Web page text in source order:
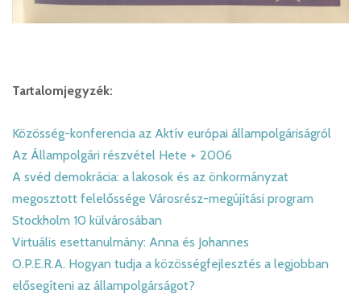
Tartalomjegyzék:
Közösség-konferencia az Aktív európai állampolgáriságról
Az Állampolgári részvétel Hete + 2006
A svéd demokrácia: a lakosok és az önkormányzat
megosztott felelőssége Városrész-megújítási program
Stockholm 10 külvárosában
Virtuális esettanulmány: Anna és Johannes
O.P.E.R.A. Hogyan tudja a közösségfejlesztés a legjobban
elősegíteni az állampolgárságot?